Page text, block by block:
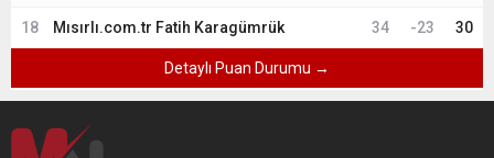
18 Mısırlı.com.tr Fatih Karagümrük 34 -23 30
Detaylı Puan Durumu →